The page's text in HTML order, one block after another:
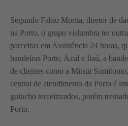
Segundo Fabio Morita, diretor de
na Porto, o grupo vislumbra ter
parceiras em Assistência 24 horas,
bandeiras Porto, Azul e Itaú, a
de clientes como a Mitsui
central de atendimento da Porto é
guincho terceirizados, porém
Porto.